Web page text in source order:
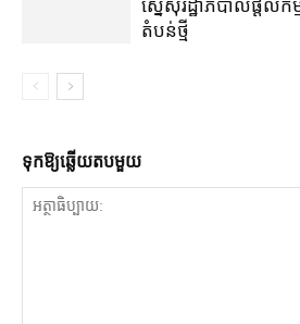
ស្នើសុំ​រដ្ឋាភិបាល​ផ្តល់​
តំបន់​ថ្មី
ទុក​ឱ្យ​ឆ្លើយ​តប​មួយ